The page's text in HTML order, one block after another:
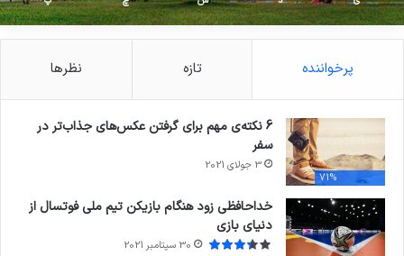
پرخواننده تازه نظرها
71%
6 نکته‌ی مهم برای گرفتن عکس‌های جذاب‌تر در
سفر
3 جولای 2021
خداحافظی زود هنگام بازیکن تیم ملی فوتسال از
دنیای بازی
30 سپتامبر 2021